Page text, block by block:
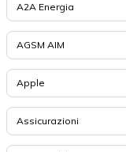
A2A Energia
AGSM AIM
Apple
Assicurazioni